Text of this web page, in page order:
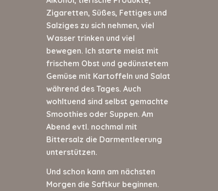
Zigaretten, Süßes, Fettiges und
Salziges zu sich nehmen, viel
Wasser trinken und viel
bewegen. Ich starte meist mit
frischem Obst und gedünstetem
Gemüse mit Kartoffeln und Salat
während des Tages. Auch
wohltuend sind selbst gemachte
Smoothies oder Suppen. Am
Abend evtl. nochmal mit
Bittersalz die Darmentleerung
unterstützen.
Und schon kann am nächsten
Morgen die Saftkur beginnen.